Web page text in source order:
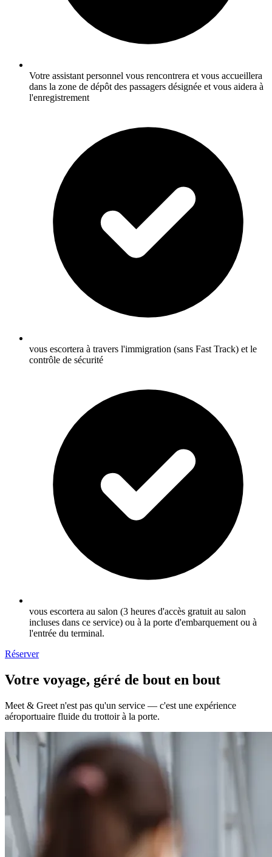
Votre assistant personnel vous rencontrera et vous accueillera
dans la zone de dépôt des passagers désignée et vous aidera à
l'enregistrement
vous escortera à travers l'immigration (sans Fast Track) et le
contrôle de sécurité
vous escortera au salon (3 heures d'accès gratuit au salon
incluses dans ce service) ou à la porte d'embarquement ou à
l'entrée du terminal.
Réserver
Votre voyage, géré de bout en bout
Meet & Greet n'est pas qu'un service — c'est une expérience
aéroportuaire fluide du trottoir à la porte.